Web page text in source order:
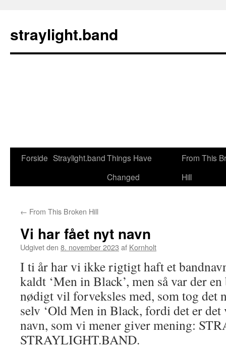
indhold
straylight.band
Forside Straylight.bandThings Have
Changed
From This
Hill
← From This Broken Hill
Vi har fået nyt navn
Udgivet den 8. november 2023 af Kornholt
I ti år har vi ikke rigtigt haft et
kaldt ‘Men in Black’, men så var der
nødigt vil forveksles med, som tog det
selv ‘Old Men in Black, fordi det er
navn, som vi mener giver mening:
STRAYLIGHT.BAND.